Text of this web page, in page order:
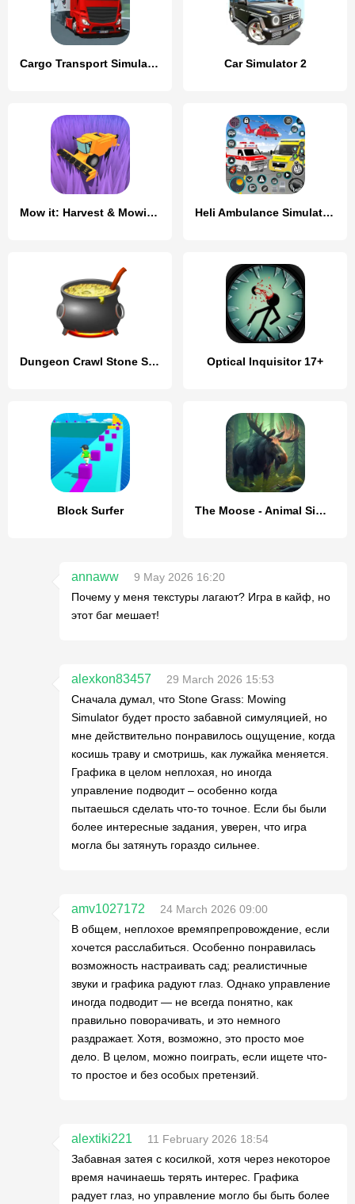
Cargo Transport Simulator Car Simulator 2
Mow it: Harvest & Mowing games Heli Ambulance Simulator Game
Dungeon Crawl Stone Soup Optical Inquisitor 17+
Block Surfer The Moose - Animal Simulator
annaww
9 May 2026 16:20
Почему у меня текстуры лагают? Игра в кайф, но
этот баг мешает!
alexkon83457
29 March 2026 15:53
Сначала думал, что Stone Grass: Mowing
Simulator будет просто забавной симуляцией, но
мне действительно понравилось ощущение, когда
косишь траву и смотришь, как лужайка меняется.
Графика в целом неплохая, но иногда
управление подводит – особенно когда
пытаешься сделать что-то точное. Если бы были
более интересные задания, уверен, что игра
могла бы затянуть гораздо сильнее.
amv1027172
24 March 2026 09:00
В общем, неплохое времяпрепровождение, если
хочется расслабиться. Особенно понравилась
возможность настраивать сад; реалистичные
звуки и графика радуют глаз. Однако управление
иногда подводит — не всегда понятно, как
правильно поворачивать, и это немного
раздражает. Хотя, возможно, это просто мое
дело. В целом, можно поиграть, если ищете что-
то простое и без особых претензий.
alextiki221
11 February 2026 18:54
Забавная затея с косилкой, хотя через некоторое
время начинаешь терять интерес. Графика
радует глаз, но управление могло бы быть более